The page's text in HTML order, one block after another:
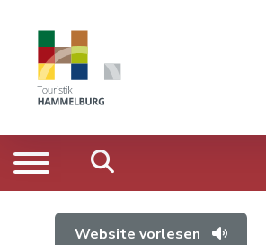
Website vorlesen